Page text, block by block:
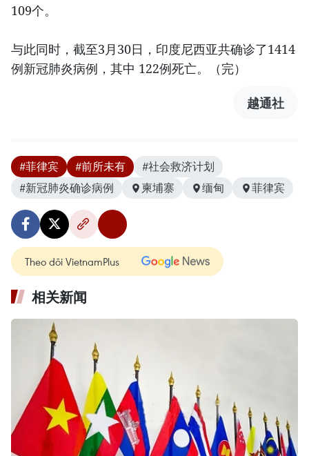
109个。
与此同时，截至3月30日，印度尼西亚共确诊了1414
例新冠肺炎病例，其中 122例死亡。（完）
越通社
#菲律宾 #前所未有
#社会救济计划
#新冠肺炎确诊病例
柬埔寨 缅甸 菲律宾
Theo dõi VietnamPlus
相关新闻